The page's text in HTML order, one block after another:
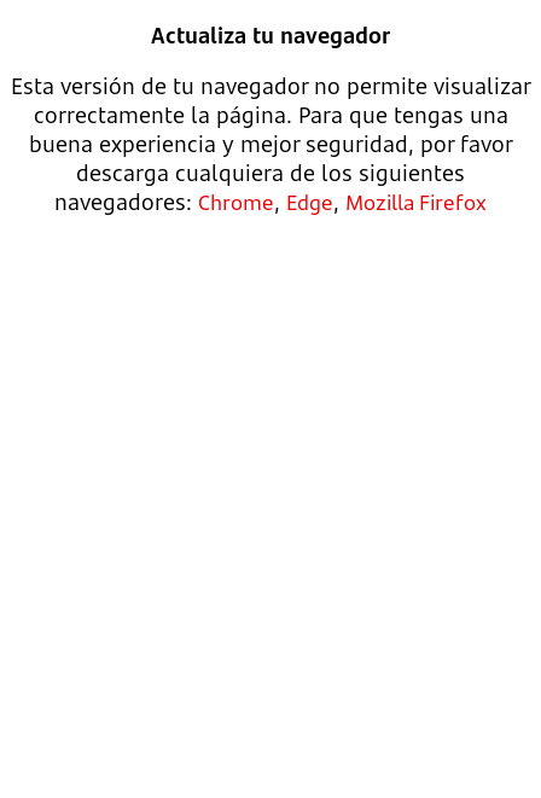
Actualiza tu navegador
Esta versión de tu navegador no permite visualizar
correctamente la página. Para que tengas una
buena experiencia y mejor seguridad, por favor
descarga cualquiera de los siguientes
navegadores: Chrome, Edge, Mozilla Firefox